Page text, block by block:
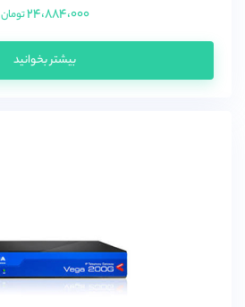
۲۴،۸۸۴،۰۰۰تومان
بیشتر بخوانید